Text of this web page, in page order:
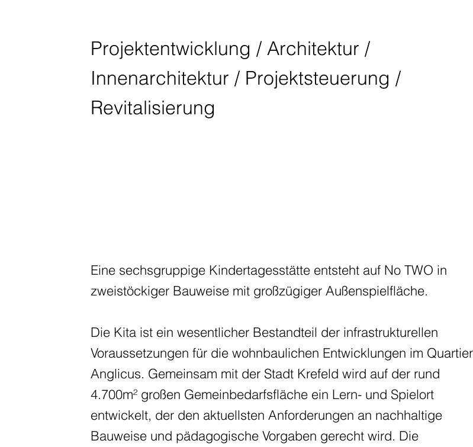
Projektentwicklung / Architektur /
Innenarchitektur / Projektsteuerung /
Revitalisierung
Eine sechsgruppige Kindertagesstätte entsteht auf No TWO in
zweistöckiger Bauweise mit großzügiger Außenspielfläche.
Die Kita ist ein wesentlicher Bestandteil der infrastrukturellen
Voraussetzungen für die wohnbaulichen Entwicklungen im Quartier
Anglicus. Gemeinsam mit der Stadt Krefeld wird auf der rund
4.700m² großen Gemeinbedarfsfläche ein Lern- und Spielort
entwickelt, der den aktuellsten Anforderungen an nachhaltige
Bauweise und pädagogische Vorgaben gerecht wird. Die